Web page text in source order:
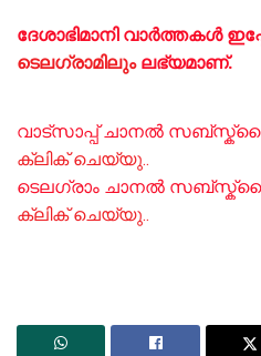
ദേശാഭിമാനി വാർത്തകൾ
ടെലഗ്രാമിലും ലഭ്യമാണ്‌.
വാട്സാപ്പ് ചാനൽ
ക്ലിക് ചെയ്യു..
ടെലഗ്രാം ചാനൽ
ക്ലിക് ചെയ്യു..